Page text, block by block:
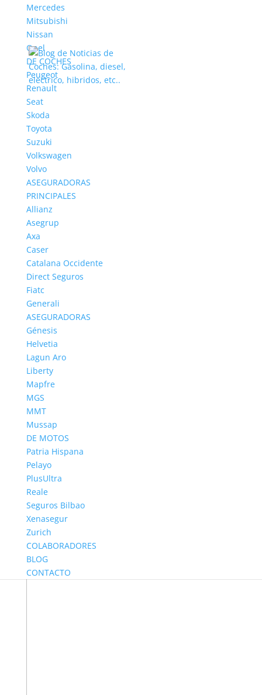
Mercedes
Mitsubishi
Nissan
Opel
DE COCHES
Peugeot
Renault
Seat
Skoda
Toyota
Suzuki
Volkswagen
Volvo
ASEGURADORAS
PRINCIPALES
Allianz
Asegrup
Axa
Caser
Catalana Occidente
Direct Seguros
Fiatc
Generali
ASEGURADORAS
Génesis
Helvetia
Lagun Aro
Liberty
Mapfre
MGS
MMT
Mussap
DE MOTOS
Patria Hispana
Pelayo
PlusUltra
Reale
Seguros Bilbao
Xenasegur
Zurich
COLABORADORES
BLOG
CONTACTO
6 Mejores coches para campo, ¿Cuál elegir?
por Yuri|
Cuando hablamos de movilidad en zonas rurales,
caminos irregulares y aventuras al aire libre, no
todos los vehículos están a la altura. Elegir entre los
mejores coches para campo es una decisión que va
más allá del diseño o la potencia. Se trata de
encontrar el...